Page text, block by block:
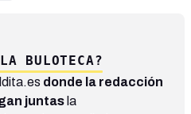
LA BULOTECA?
donde la redacción
juntas la